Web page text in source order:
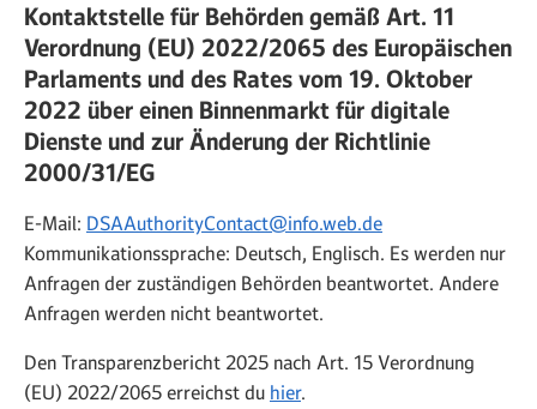
Kontaktstelle für Behörden gemäß Art. 11
Verordnung (EU) 2022/2065 des Europäischen
Parlaments und des Rates vom 19. Oktober
2022 über einen Binnenmarkt für digitale
Dienste und zur Änderung der Richtlinie
2000/31/EG
E-Mail: DSAAuthorityContact@info.web.de
Kommunikationssprache: Deutsch, Englisch. Es werden nur
Anfragen der zuständigen Behörden beantwortet. Andere
Anfragen werden nicht beantwortet.
Den Transparenzbericht 2025 nach Art. 15 Verordnung
(EU) 2022/2065 erreichst du hier.